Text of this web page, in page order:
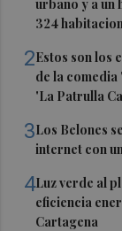
urbano y a un
324
2Estos son los
de la comedia
'La Patrulla
3Los Belones
internet con
4Luz verde al
eficiencia
Cartagena